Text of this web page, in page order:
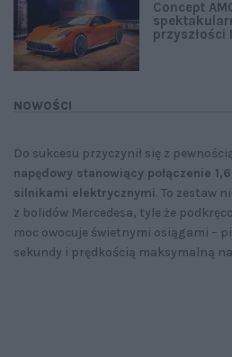
NOWOŚCI
Concept
przyszłości
Do sukcesu przyczynił się z
napędowy stanowiący połączenie
silnikami elektrycznymi. To zestaw
z bolidów Mercedesa, tyle że
moc owocuje świetnymi osiągami –
sekundy i prędkością maksymalną